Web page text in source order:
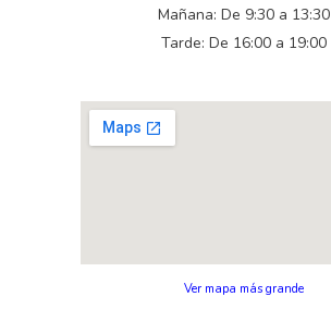
Mañana: De 9:30 a 13:30
Tarde: De 16:00 a 19:00
Ver mapa más grande